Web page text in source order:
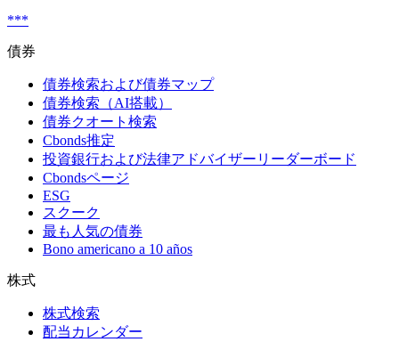
***
債券
債券検索および債券マップ
債券検索（AI搭載）
債券クオート検索
Cbonds推定
投資銀行および法律アドバイザーリーダーボード
Cbondsページ
ESG
スクーク
最も人気の債券
Bono americano a 10 años
株式
株式検索
配当カレンダー